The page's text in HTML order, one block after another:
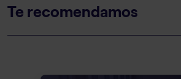
Te recomendamos